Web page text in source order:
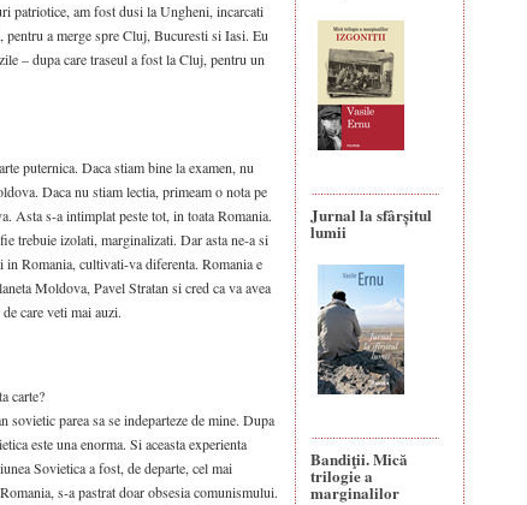
patriotice, am fost dusi la Ungheni, incarcati
a merge spre Cluj, Bucuresti si Iasi. Eu
– dupa care traseul a fost la Cluj, pentru un
puternica. Daca stiam bine la examen, nu
Daca nu stiam lectia, primeam o nota pe
Asta s-a intimplat peste tot, in toata Romania.
trebuie izolati, marginalizati. Dar asta ne-a si
Romania, cultivati-va diferenta. Romania e
Moldova, Pavel Stratan si cred ca va avea
care veti mai auzi.
carte?
sovietic parea sa se indeparteze de mine. Dupa
este una enorma. Si aceasta experienta
Sovietica a fost, de departe, cel mai
s-a pastrat doar obsesia comunismului.
Jurnal la sfârșitul
lumii
Bandiţii. Mică
trilogie a
marginalilor